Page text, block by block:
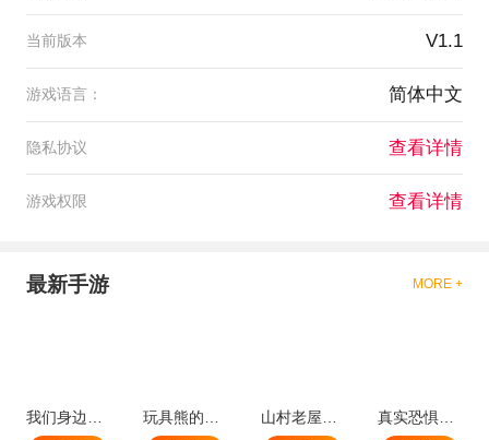
当前版本 V1.1
游戏语言： 简体中文
隐私协议 查看详情
游戏权限 查看详情
最新手游 MORE +